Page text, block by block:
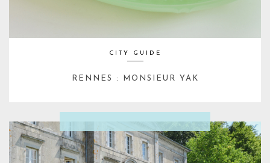
CITY GUIDE
RENNES : MONSIEUR YAK